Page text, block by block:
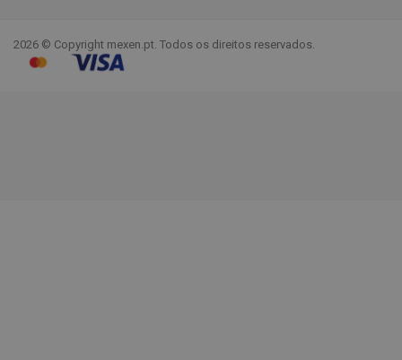
2026 © Copyright mexen.pt. Todos os direitos reservados.